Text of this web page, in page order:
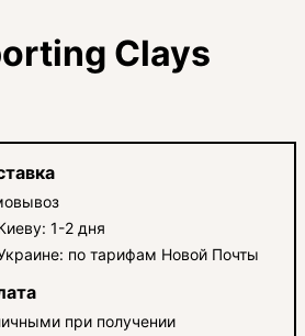
Clays
1-2 дня
по тарифам Новой Почты
при получении